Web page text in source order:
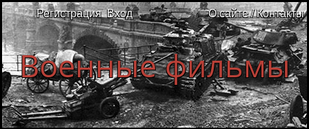
Регистрация Вход О сайте / Контакты
Военные фильмы